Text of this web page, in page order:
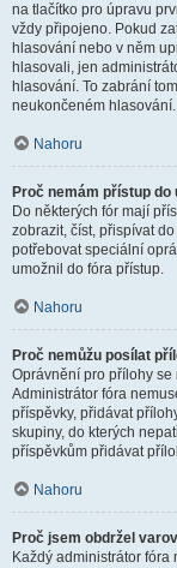
na tlačítko pro úpravu
vždy připojeno. Pokud
hlasování nebo v něm
hlasovali, jen
hlasování. To zabrání
neukončeném hlasování.
Nahoru
Proč nemám přístup
Do některých fór mají
zobrazit, číst, přispívat
potřebovat speciální
umožnil do fóra přístup.
Nahoru
Proč nemůžu posílat
Oprávnění pro přílohy
Administrátor fóra
příspěvky, přidávat
skupiny, do kterých
příspěvkům přidávat
Nahoru
Proč jsem obdržel
Každý administrátor